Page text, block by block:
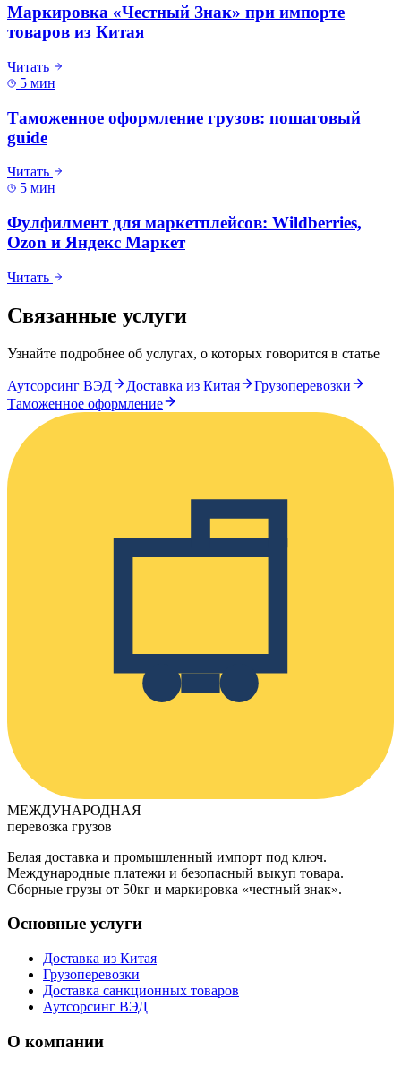
Маркировка «Честный Знак» при импорте
товаров из Китая
Читать
5 мин
Таможенное оформление грузов: пошаговый
guide
Читать
5 мин
Фулфилмент для маркетплейсов: Wildberries,
Ozon и Яндекс Маркет
Читать
Связанные услуги
Узнайте подробнее об услугах, о которых говорится в статье
Аутсорсинг ВЭД Доставка из Китая
Грузоперевозки
Таможенное оформление
МЕЖДУНАРОДНАЯ
перевозка грузов
Белая доставка и промышленный импорт под ключ.
Международные платежи и безопасный выкуп товара.
Сборные грузы от 50кг и маркировка «честный знак».
Основные услуги
Доставка из Китая
Грузоперевозки
Доставка санкционных товаров
Аутсорсинг ВЭД
О компании